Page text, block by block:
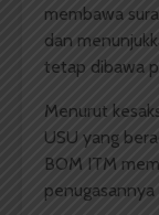
membawa
dan
tetap dibawa
Menurut
USU yang
BOM ITM